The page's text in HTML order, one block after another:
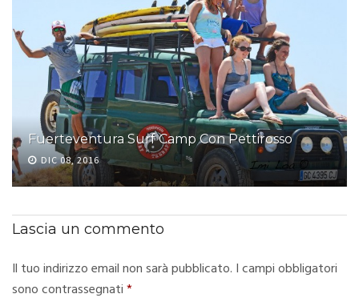
Fuerteventura Surf Camp Con Pettirosso
DIC 08, 2016
Lascia un commento
Il tuo indirizzo email non sarà pubblicato. I campi obbligatori
sono contrassegnati*